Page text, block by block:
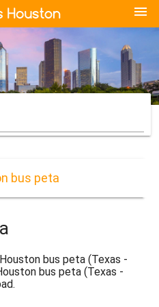
menu
bus peta
bus peta (Texas -
bus peta (Texas -